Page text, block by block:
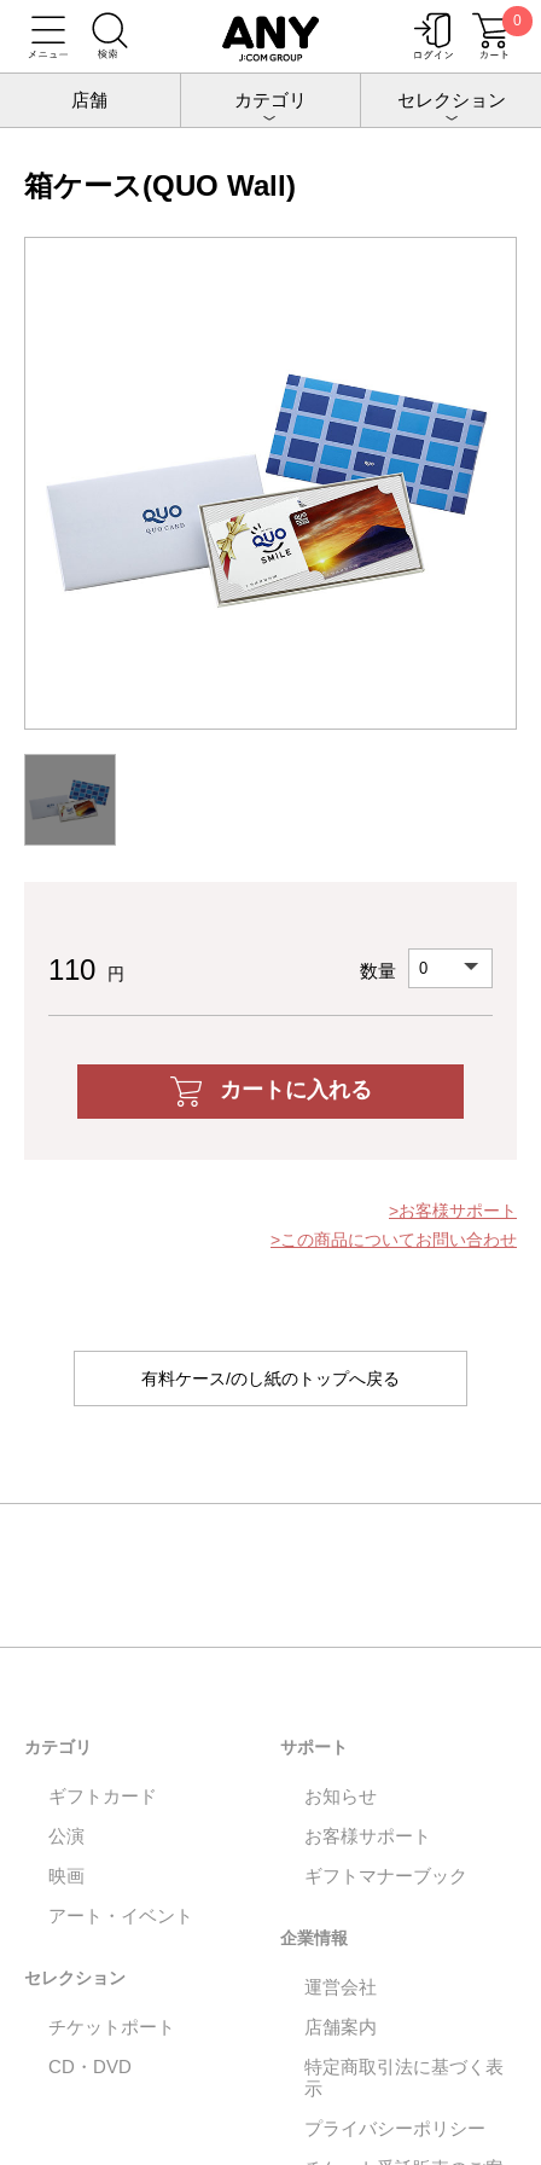
0
店舗 カテゴリ セレクション
トップ チケットポート
QUOカード
有料ケース/のし紙
箱ケース(QUO Wall)
箱ケース(QUO Wall)
110 円 数量
カートに入れる
お客様サポート
この商品についてお問い合わせ
有料ケース/のし紙のトップへ戻る
カテゴリ
ギフトカード
公演
映画
アート・イベント
セレクション
チケットポート
CD・DVD
サポート
お知らせ
お客様サポート
ギフトマナーブック
企業情報
運営会社
店舗案内
特定商取引法に基づく表
示
プライバシーポリシー